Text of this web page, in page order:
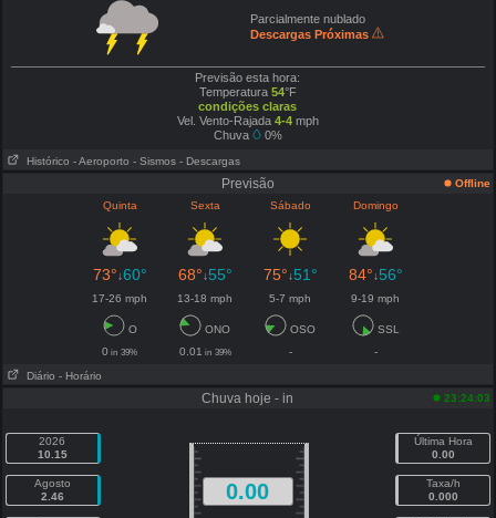
Parcialmente nublado
Descargas Próximas
Previsão esta hora:
Temperatura 54°F
condições claras
Vel. Vento-Rajada 4-4mph
Chuva
0%
Histórico - Aeroporto - Sismos - Descargas
Previsão
Offline
Quinta
Sexta Sábado Domingo
73°↓60° 68°↓55° 75°↓51° 84°↓56°
17-26 mph 13-18 mph 5-7 mph 9-19 mph
O ONO OSO
SSL
0 in 39% 0.01 in 39% -
-
Diário - Horário
Chuva hoje - in 23:24:03
2026
10.15
Agosto
2.46
0.00
Última Hora
0.00
Taxa/h
0.000